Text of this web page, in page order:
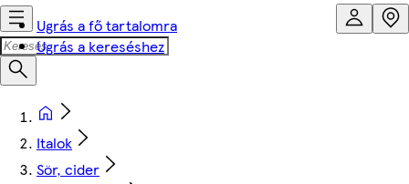
Ugrás a fő tartalomra
Ugrás a kereséshez
Italok
Sör, cider